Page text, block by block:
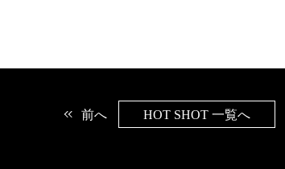
前へ HOT SHOT 一覧へ